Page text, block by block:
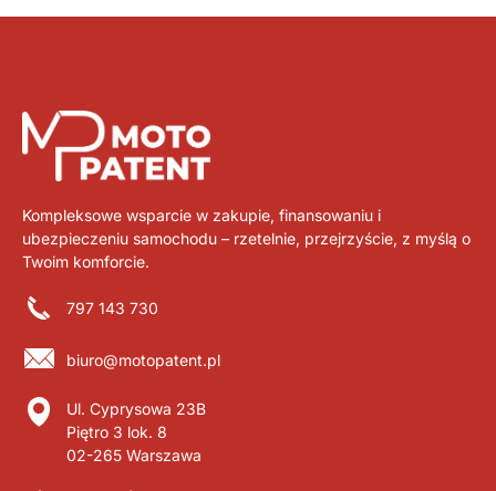
Kompleksowe wsparcie w zakupie, finansowaniu i
ubezpieczeniu samochodu – rzetelnie, przejrzyście, z myślą o
Twoim komforcie.
797 143 730
biuro@motopatent.pl
Ul. Cyprysowa 23B
Piętro 3 lok. 8
02-265 Warszawa